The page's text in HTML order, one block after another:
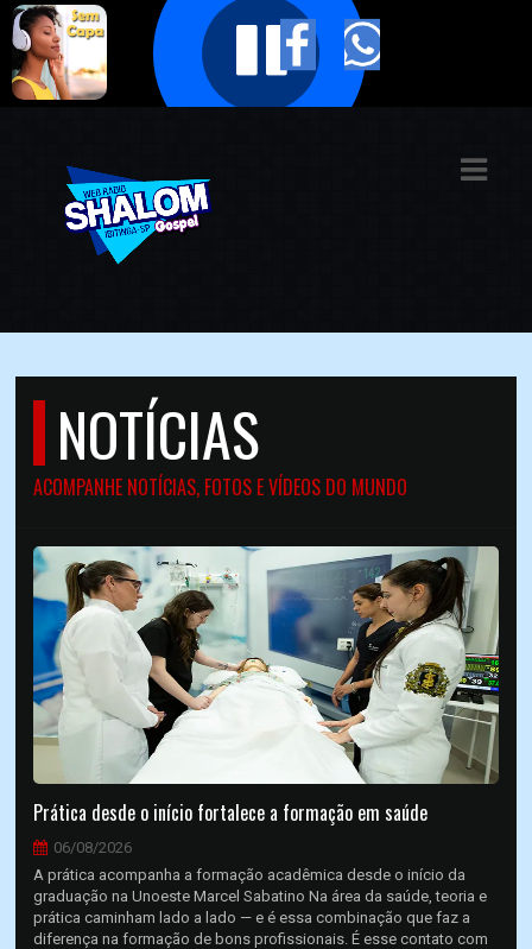
NOTÍCIAS
ACOMPANHE NOTÍCIAS, FOTOS E VÍDEOS DO MUNDO
Prática desde o início fortalece a formação em saúde
06/08/2026
A prática acompanha a formação acadêmica desde o início da
graduação na Unoeste Marcel Sabatino Na área da saúde, teoria e
prática caminham lado a lado — e é essa combinação que faz a
diferença na formação de bons profissionais. É esse contato com